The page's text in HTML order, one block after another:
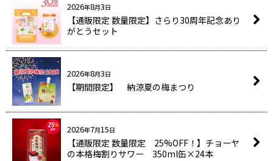
2026年8月3日
【通販限定 数量限定】さらり30周年記念あり
がとうセット
2026年8月3日
【期間限定】 納涼夏の梅まつり
2026年7月15日
【通販限定 数量限定 25%OFF！】チョーヤ
の本格梅割りサワー 350ml缶×24本